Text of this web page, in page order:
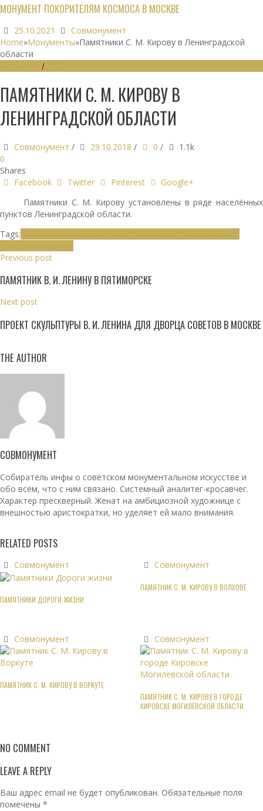
МОНУМЕНТ ПОКОРИТЕЛЯМ КОСМОСА В МОСКВЕ
25.10.2021
Совмонумент
Home»Монументы»Памятники С. М. Кирову в Ленинградской
области
/
ПАМЯТНИКИ С. М. КИРОВУ В
ЛЕНИНГРАДСКОЙ ОБЛАСТИ
Совмонумент / 29.10.2018 / 0 /
1.1k
0
Shares
Facebook
Twitter Pinterest
Google+
Памятники С. М. Кирову установлены в ряде населённых
пунктов Ленинградской области.
Tags:
Previous post
ПАМЯТНИК В. И. ЛЕНИНУ В ПЯТИМОРСКЕ
Next post
ПРОЕКТ СКУЛЬПТУРЫ В. И. ЛЕНИНА ДЛЯ ДВОРЦА СОВЕТОВ В МОСКВЕ
THE AUTHOR
СОВМОНУМЕНТ
Собиратель инфы о советском монументальном искусстве и
обо всём, что с ним связано. Системный аналитег-кросавчег.
Характер прескверный. Женат на амбициозной художнице с
внешностью аристократки, но уделяет ей мало внимания.
RELATED POSTS
Совмонумент
ПАМЯТНИКИ ДОРОГИ ЖИЗНИ
Совмонумент
ПАМЯТНИК С. М. КИРОВУ В ВОЛХОВЕ
Совмонумент
ПАМЯТНИК С. М. КИРОВУ В ВОРКУТЕ
Совмонумент
ПАМЯТНИК С. М. КИРОВУ В ГОРОДЕ
КИРОВСКЕ МОГИЛЁВСКОЙ ОБЛАСТИ
NO COMMENT
LEAVE A REPLY
Ваш адрес email не будет опубликован. Обязательные поля
помечены *